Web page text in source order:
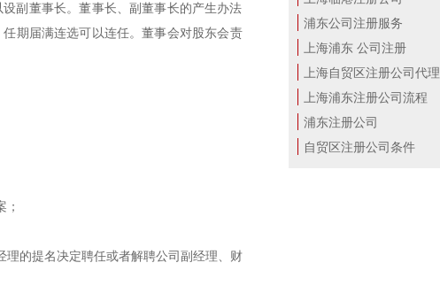
副董事长。董事长、副董事长的产生办法
期届满连选可以连任。董事会对股东会责
的提名决定聘任或者解聘公司副经理、财
浦东公司注册服务
上海浦东 公司注册
上海自贸区注册公司代理
上海浦东注册公司流程
浦东注册公司
自贸区注册公司条件